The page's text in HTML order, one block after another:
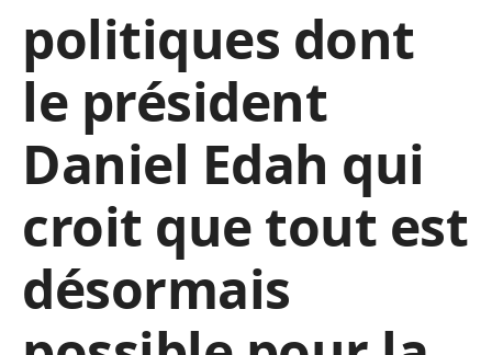
politiques dont
le président
Daniel Edah qui
croit que tout est
désormais